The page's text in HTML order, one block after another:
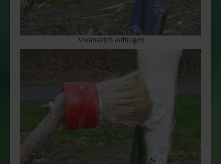
Voranstrich auftragen